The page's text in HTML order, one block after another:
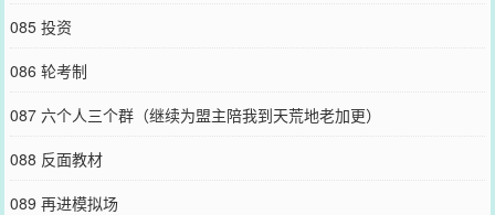
085 投资
086 轮考制
087 六个人三个群（继续为盟主陪我到天荒地老加更）
088 反面教材
089 再进模拟场